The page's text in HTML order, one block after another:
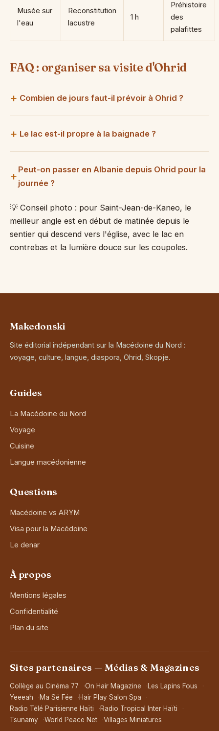
Musée sur
l'eau
Reconstitution
lacustre
1 h
Préhistoire
des
palafittes
FAQ : organiser sa visite d'Ohrid
Combien de jours faut-il prévoir à Ohrid ?
Le lac est-il propre à la baignade ?
Peut-on passer en Albanie depuis Ohrid pour la
journée ?
💡 Conseil photo : pour Saint-Jean-de-Kaneo, le
meilleur angle est en début de matinée depuis le
sentier qui descend vers l'église, avec le lac en
contrebas et la lumière douce sur les coupoles.
Makedonski
Site éditorial indépendant sur la Macédoine du Nord :
voyage, culture, langue, diaspora, Ohrid, Skopje.
Guides
La Macédoine du Nord
Voyage
Cuisine
Langue macédonienne
Questions
Macédoine vs ARYM
Visa pour la Macédoine
Le denar
À propos
Mentions légales
Confidentialité
Plan du site
Sites partenaires — Médias & Magazines
Collège au Cinéma 77 On Hair Magazine
Les Lapins Fous
Yeeeah
Ma Sé Fée
Hair Play Salon Spa
Radio Télé Parisienne Haïti
Radio Tropical Inter Haïti
Tsunamy
World Peace Net Villages Miniatures